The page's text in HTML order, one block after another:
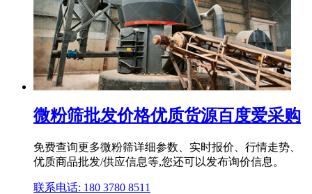
微粉筛批发价格优质货源百度爱采购
免费查询更多微粉筛详细参数、实时报价、行情走势、
优质商品批发/供应信息等,您还可以发布询价信息。
联系电话: 180 3780 8511